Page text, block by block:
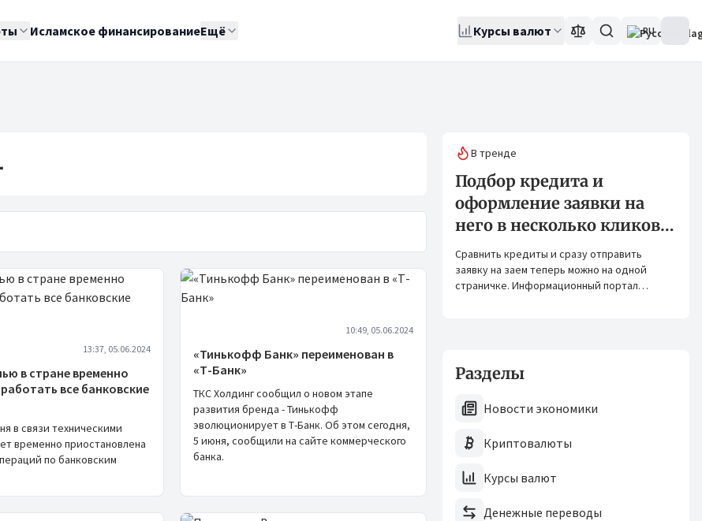
Исламское финансированиеЕщё Курсы валют RU
13:37, 05.06.2024
в стране временно
все банковские
в связи техническими
временно приостановлена
по банковским
10:49, 05.06.2024
«Тинькофф Банк» переименован в
«Т-Банк»
ТКС Холдинг сообщил о новом этапе
развития бренда - Тинькофф
эволюционирует в Т-Банк. Об этом сегодня,
5 июня, сообщили на сайте коммерческого
банка.
В тренде
Подбор кредита и
оформление заявки на
него в несколько кликов:
Banks.kg и Bank.kg стали
партнерами
Сравнить кредиты и сразу отправить
заявку на заем теперь можно на одной
страничке. Информационный портал
Разделы
Новости экономики
Криптовалюты
Курсы валют
Денежные переводы